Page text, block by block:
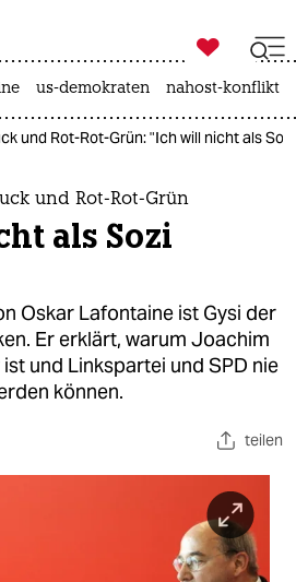
zahl ich
ich

taz zahl ich
us-demokraten nahost-konflikt
und Rot-Rot-Grün: "Ich will nicht als
und Rot-Rot-Grün
als Sozi
Oskar Lafontaine ist Gysi der
Er erklärt, warum Joachim
und Linkspartei und SPD nie
können.
teilen